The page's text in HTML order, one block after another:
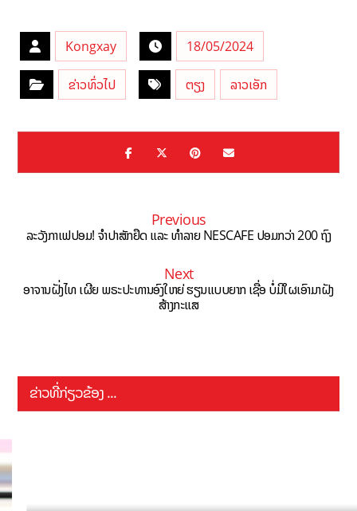
Kongxay 18/05/2024
ຂ່າວທົ່ວໄປ ຕຽງ ລາວເອັກ
Previous
ລະວັງກາເຟປອມ! ຈຳປາສັກຢຶດ ແລະ ທໍາລາຍ NESCAFE ປອມກວ່າ 200 ຖົງ
Next
ອາຈານຝັ່ງໄທ ເຜີຍ ພຣະປະທານອົງໃຫຍ່ ຮຽນແບບຍາກ ເຊື່ອ ບໍ່ມີໃຜເອົາມາຝັງ
ສ້າງກະແສ
ຂ່າວທີ່ກ່ຽວຂ້ອງ ...